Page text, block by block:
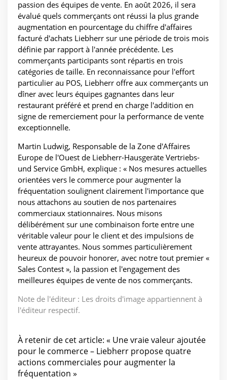
passion des équipes de vente. En août 2026, il sera
évalué quels commerçants ont réussi la plus grande
augmentation en pourcentage du chiffre d'affaires
facturé d'achats Liebherr sur une période de trois mois
définie par rapport à l'année précédente. Les
commerçants participants sont répartis en trois
catégories de taille. En reconnaissance pour l'effort
particulier au POS, Liebherr offre aux commerçants un
dîner avec leurs équipes gagnantes dans leur
restaurant préféré et prend en charge l'addition en
signe de remerciement pour la performance de vente
exceptionnelle.
Martin Ludwig, Responsable de la Zone d'Affaires
Europe de l'Ouest de Liebherr-Hausgeräte Vertriebs-
und Service GmbH, explique : « Nos mesures actuelles
orientées vers le commerce pour augmenter la
fréquentation soulignent clairement l'importance que
nous attachons au soutien de nos partenaires
commerciaux stationnaires. Nous misons
délibérément sur une combinaison forte entre une
véritable valeur pour le client et des impulsions de
vente attrayantes. Nous sommes particulièrement
heureux de pouvoir honorer, avec notre tout premier «
Sales Contest », la passion et l'engagement des
meilleures équipes de vente de nos commerçants.
Note de l'éditeur : Les droits d'image appartiennent à
l'éditeur respectif.
À retenir de cet article: « Une vraie valeur ajoutée
pour le commerce – Liebherr propose quatre
actions commerciales pour augmenter la
fréquentation »